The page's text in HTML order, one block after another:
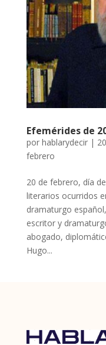
Efemérides de
por hablarydecir|
febrero
20 de febrero, día
literarios ocurridos
dramaturgo
escritor y
abogado,
Hugo...